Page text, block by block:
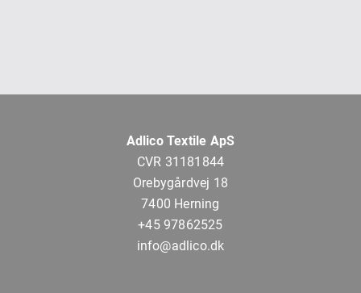
Adlico Textile ApS
CVR 31181844
Orebygårdvej 18
7400 Herning
+45 97862525
info@adlico.dk